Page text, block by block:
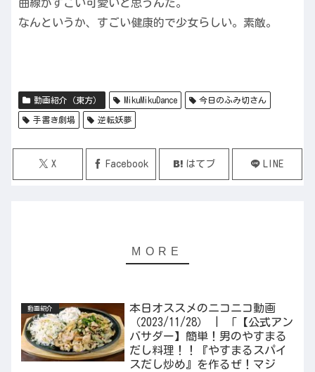
曲線がすごい可愛いと思うんだ。
なんというか、すごい健康的で少女らしい。素敵。
動画紹介（東方） MikuMikuDance 今日のふみ切さん
手書き劇場 逆転妖夢
X Facebook はてブ LINE
動画紹介
本日オススメのニコニコ動画
（2023/11/28） | 「【公式アン
バサダー】簡単！男のやすまる
だし料理！！『やすまるスパイ
スだし炒め』を作るぜ！マジ